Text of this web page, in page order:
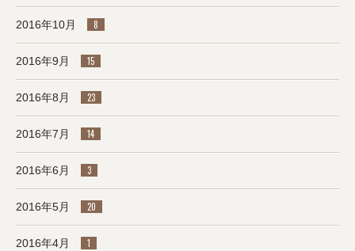
2016年10月 8
2016年9月 15
2016年8月 23
2016年7月 14
2016年6月 3
2016年5月 20
2016年4月 1